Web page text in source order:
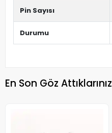
Pin Sayısı
Durumu
En Son Göz Attıklarınız